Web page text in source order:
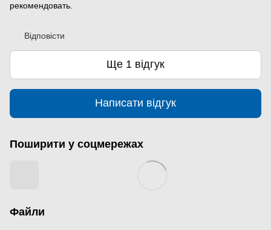
рекомендовать.
Відповісти
Ще 1 відгук
Написати відгук
Поширити у соцмережах
Файли